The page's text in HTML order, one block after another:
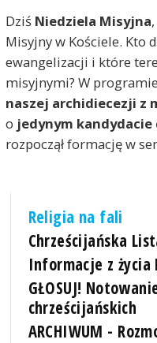
Dziś Niedziela Misyjna
Misyjny w Kościele. Kto
ewangelizacji i które
misyjnymi? W
naszej archidiecezji z
o jedynym kandydacie
rozpoczął formację w
Religia na fali
Chrześcijańska
Informacje z życia
GŁOSUJ!
chrześcijańskich
ARCHIWUM -